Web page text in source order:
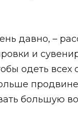
давно, –
и
одеть
большую